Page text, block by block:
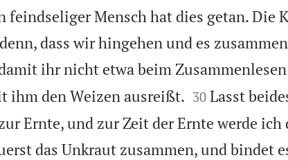
feindseliger Mensch hat dies getan. Die
dass wir hingehen und es
ihr nicht etwa beim Zusammenlesen
ihm den Weizen ausreißt.
30 Lasst
Ernte, und zur Zeit der Ernte werde ich
das Unkraut zusammen, und bindet